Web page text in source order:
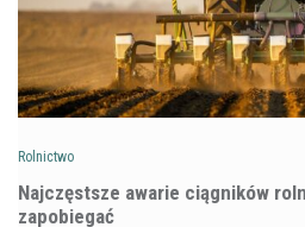
Rolnictwo
Najczęstsze awarie ciągników
zapobiegać